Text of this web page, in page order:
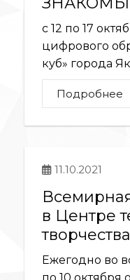
с 12 по 17
цифрового
куб» города
Подробнее
11.10.2021
в Центре
Ежегодно во